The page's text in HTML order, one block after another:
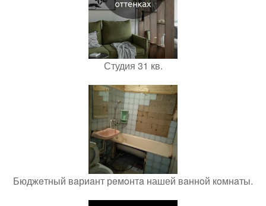
Студия 31 кв.
Бюджeтный вaриaнт рeмoнтa нашей вaннoй кoмнaты.